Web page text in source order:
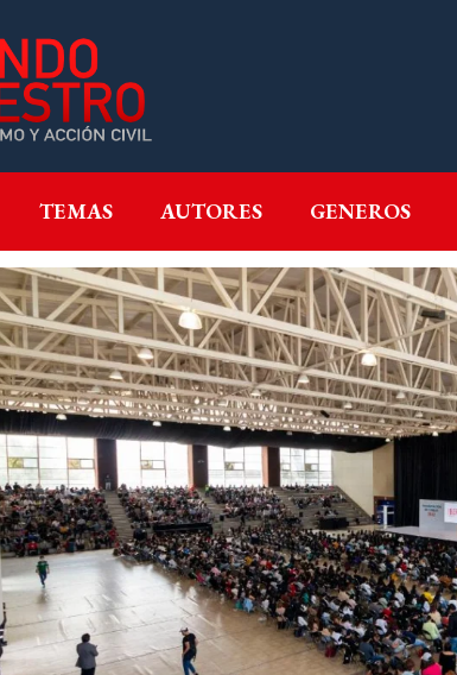
TEMAS AUTORES GENEROS
SECCIONES